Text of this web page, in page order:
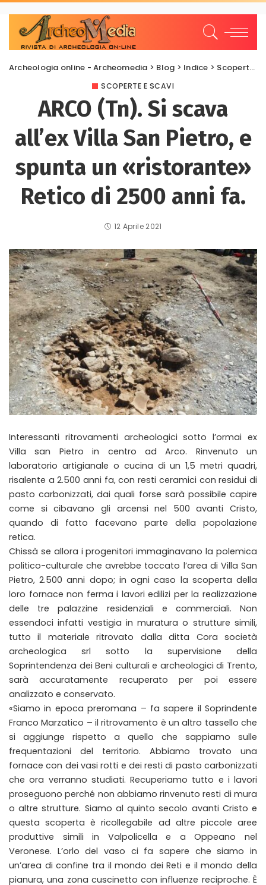
Archeologia online - Archeomedia > Blog > Indice > Scoperte e scavi
SCOPERTE E SCAVI
ARCO (Tn). Si scava
all’ex Villa San Pietro, e
spunta un «ristorante»
Retico di 2500 anni fa.
12 Aprile 2021
Interessanti ritrovamenti archeologici sotto l’ormai ex
Villa san Pietro in centro ad Arco. Rinvenuto un
laboratorio artigianale o cucina di un 1,5 metri quadri,
risalente a 2.500 anni fa, con resti ceramici con residui di
pasto carbonizzati, dai quali forse sarà possibile capire
come si cibavano gli arcensi nel 500 avanti Cristo,
quando di fatto facevano parte della popolazione
retica.
Chissà se allora i progenitori immaginavano la polemica
politico-culturale che avrebbe toccato l’area di Villa San
Pietro, 2.500 anni dopo; in ogni caso la scoperta della
loro fornace non ferma i lavori edilizi per la realizzazione
delle tre palazzine residenziali e commerciali. Non
essendoci infatti vestigia in muratura o strutture simili,
tutto il materiale ritrovato dalla ditta Cora società
archeologica srl sotto la supervisione della
Soprintendenza dei Beni culturali e archeologici di Trento,
sarà accuratamente recuperato per poi essere
analizzato e conservato.
«Siamo in epoca preromana – fa sapere il Soprindente
Franco Marzatico – il ritrovamento è un altro tassello che
si aggiunge rispetto a quello che sappiamo sulle
frequentazioni del territorio. Abbiamo trovato una
fornace con dei vasi rotti e dei resti di pasto carbonizzati
che ora verranno studiati. Recuperiamo tutto e i lavori
proseguono perché non abbiamo rinvenuto resti di mura
o altre strutture. Siamo al quinto secolo avanti Cristo e
questa scoperta è ricollegabile ad altre piccole aree
produttive simili in Valpolicella e a Oppeano nel
Veronese. L’orlo del vaso ci fa sapere che siamo in
un’area di confine tra il mondo dei Reti e il mondo della
pianura, una zona cuscinetto con influenze reciproche. È